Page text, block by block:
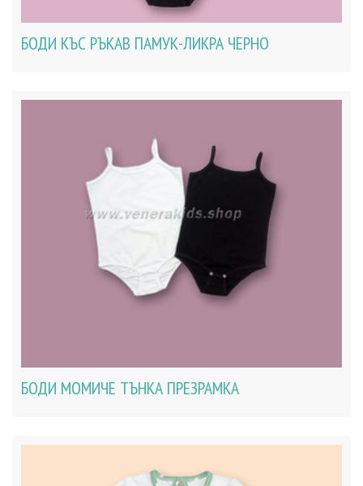
БОДИ КЪС РЪКАВ ПАМУК-ЛИКРА ЧЕРНО
БОДИ МОМИЧЕ ТЪНКА ПРЕЗРАМКА